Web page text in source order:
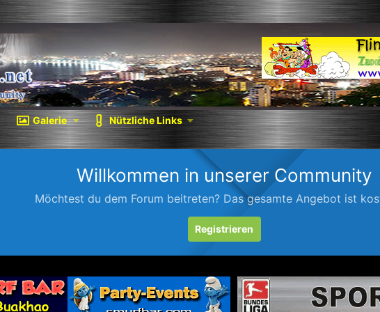
Galerie Nützliche Links
Willkommen in unserer Community
Möchtest du dem Forum beitreten? Das gesamte Angebot ist
Registrieren